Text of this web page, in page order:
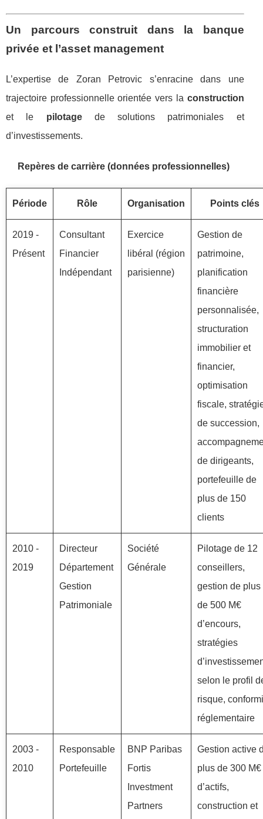
Un parcours construit dans la banque
privée et l’asset management
L’expertise de Zoran Petrovic s’enracine dans une
trajectoire professionnelle orientée vers la construction
et le pilotagede solutions patrimoniales et
d’investissements.
Repères de carrière (données professionnelles)
Période Rôle Organisation Points clés
2019 -
Présent
Consultant
Financier
Indépendant
Exercice
libéral (région
parisienne)
Gestion de
patrimoine,
planification
financière
personnalisée,
structuration
immobilier et
financier,
optimisation
fiscale,
de succession,
de dirigeants,
portefeuille de
plus de 150
clients
2010 -
2019
Directeur
Département
Gestion
Patrimoniale
Société
Générale
Pilotage de 12
conseillers,
gestion de plus
de 500 M€
d’encours,
stratégies
selon le profil
risque,
réglementaire
2003 -
2010
Responsable
Portefeuille
BNP Paribas
Fortis
Investment
Partners
Gestion active
plus de 300 M€
d’actifs,
construction et